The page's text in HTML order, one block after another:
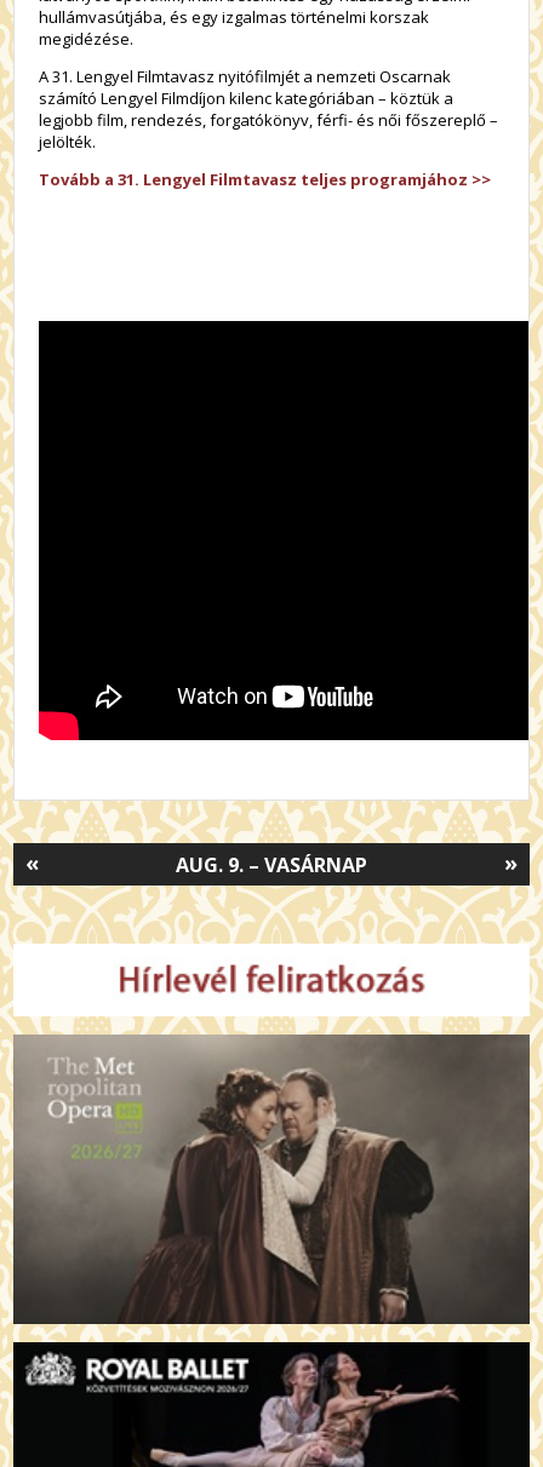
hullámvasútjába, és egy izgalmas történelmi korszak
megidézése.
A 31. Lengyel Filmtavasz nyitófilmjét a nemzeti Oscarnak
számító Lengyel Filmdíjon kilenc kategóriában – köztük a
legjobb film, rendezés, forgatókönyv, férfi- és női főszereplő –
jelölték.
Tovább a 31. Lengyel Filmtavasz teljes programjához >>
»
AUG. 9. – VASÁRNAP
«